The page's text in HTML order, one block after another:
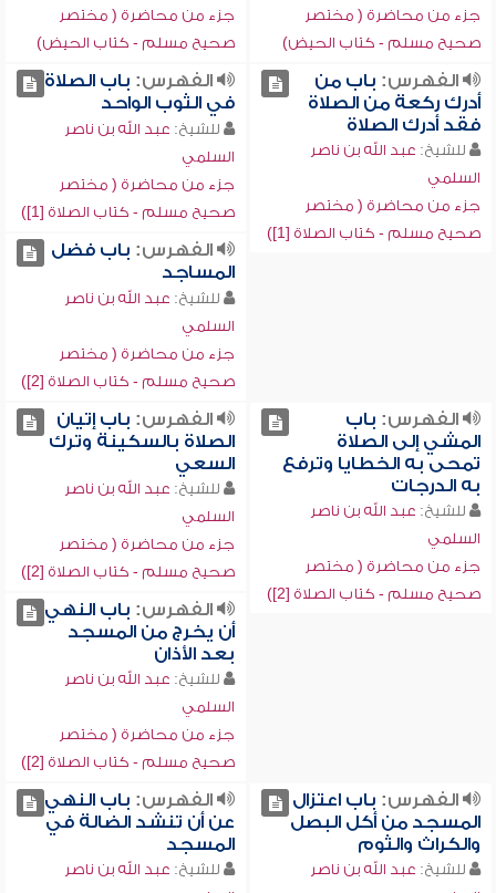
جزء من محاضرة ( مختصر
صحيح مسلم - كتاب الحيض)
جزء من محاضرة ( مختصر
صحيح مسلم - كتاب الحيض)
الفهرس: باب من
أدرك ركعة من الصلاة
فقد أدرك الصلاة
للشيخ: عبد الله بن ناصر
السلمي
جزء من محاضرة ( مختصر
صحيح مسلم - كتاب الصلاة [1])
الفهرس: باب الصلاة
في الثوب الواحد
للشيخ: عبد الله بن ناصر
السلمي
جزء من محاضرة ( مختصر
صحيح مسلم - كتاب الصلاة [1])
الفهرس: باب فضل
المساجد
للشيخ: عبد الله بن ناصر
السلمي
جزء من محاضرة ( مختصر
صحيح مسلم - كتاب الصلاة [2])
الفهرس: باب
المشي إلى الصلاة
تمحى به الخطايا وترفع
به الدرجات
للشيخ: عبد الله بن ناصر
السلمي
جزء من محاضرة ( مختصر
صحيح مسلم - كتاب الصلاة [2])
الفهرس: باب إتيان
الصلاة بالسكينة وترك
السعي
للشيخ: عبد الله بن ناصر
السلمي
جزء من محاضرة ( مختصر
صحيح مسلم - كتاب الصلاة [2])
الفهرس: باب النهي
أن يخرج من المسجد
بعد الأذان
للشيخ: عبد الله بن ناصر
السلمي
جزء من محاضرة ( مختصر
صحيح مسلم - كتاب الصلاة [2])
الفهرس: باب اعتزال
المسجد من أكل البصل
والكراث والثوم
للشيخ: عبد الله بن ناصر
الفهرس: باب النهي
عن أن تنشد الضالة في
المسجد
للشيخ: عبد الله بن ناصر